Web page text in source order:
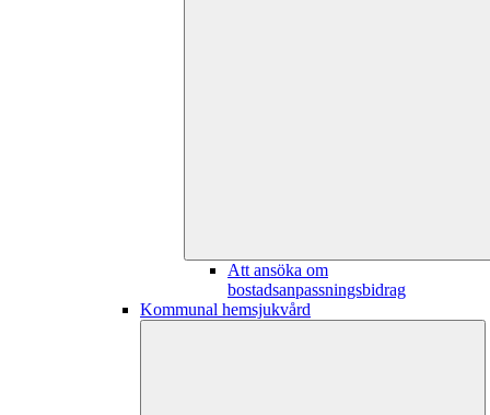
Att ansöka om
bostadsanpassningsbidrag
Kommunal hemsjukvård